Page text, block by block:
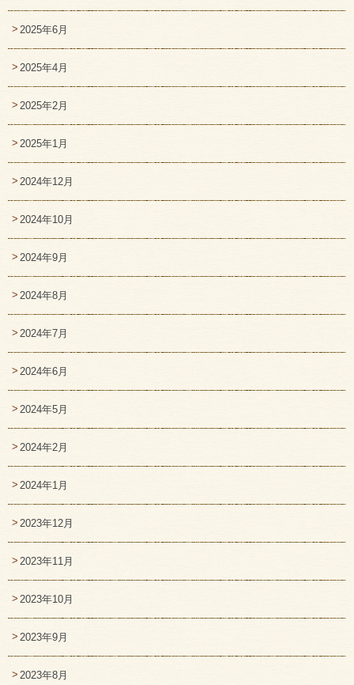
2025年6月
2025年4月
2025年2月
2025年1月
2024年12月
2024年10月
2024年9月
2024年8月
2024年7月
2024年6月
2024年5月
2024年2月
2024年1月
2023年12月
2023年11月
2023年10月
2023年9月
2023年8月